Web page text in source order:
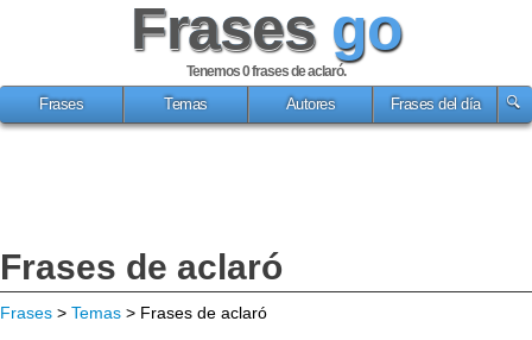
Frases go
Tenemos 0frases de aclaró.
Frases
Temas Autores Frases del día
Frases de aclaró
Frases > Temas > Frases de aclaró